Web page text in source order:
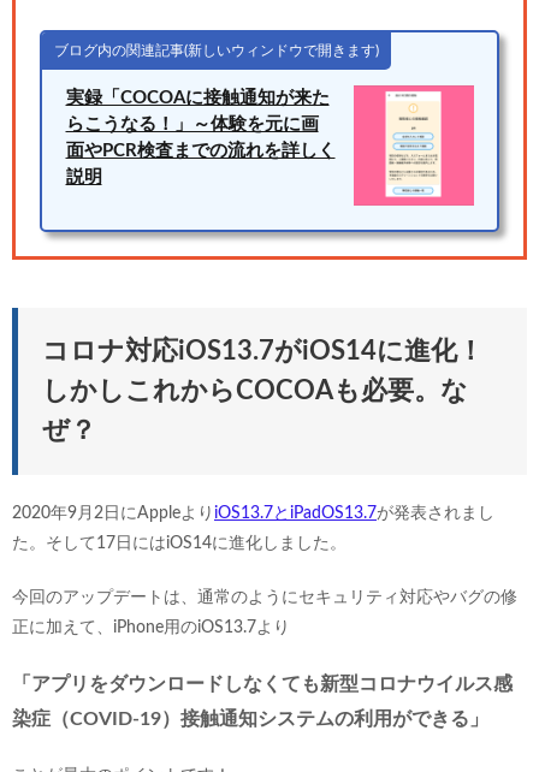
ブログ内の関連記事(新しいウィンドウで開きます)
実録「COCOAに接触通知が来た
らこうなる！」～体験を元に画
面やPCR検査までの流れを詳しく
説明
コロナ対応iOS13.7がiOS14に進化！
しかしこれからCOCOAも必要。な
ぜ？
2020年9月2日にAppleより iOS13.7とiPadOS13.7が発表されまし
た。そして17日にはiOS14に進化しました。
今回のアップデートは、通常のようにセキュリティ対応やバグの修
正に加えて、iPhone用のiOS13.7より
「アプリをダウンロードしなくても新型コロナウイルス感
染症（COVID-19）接触通知システムの利用ができる」